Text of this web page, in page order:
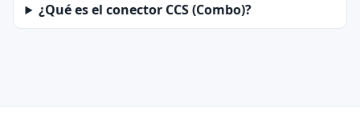
¿Qué es el conector CCS (Combo)?